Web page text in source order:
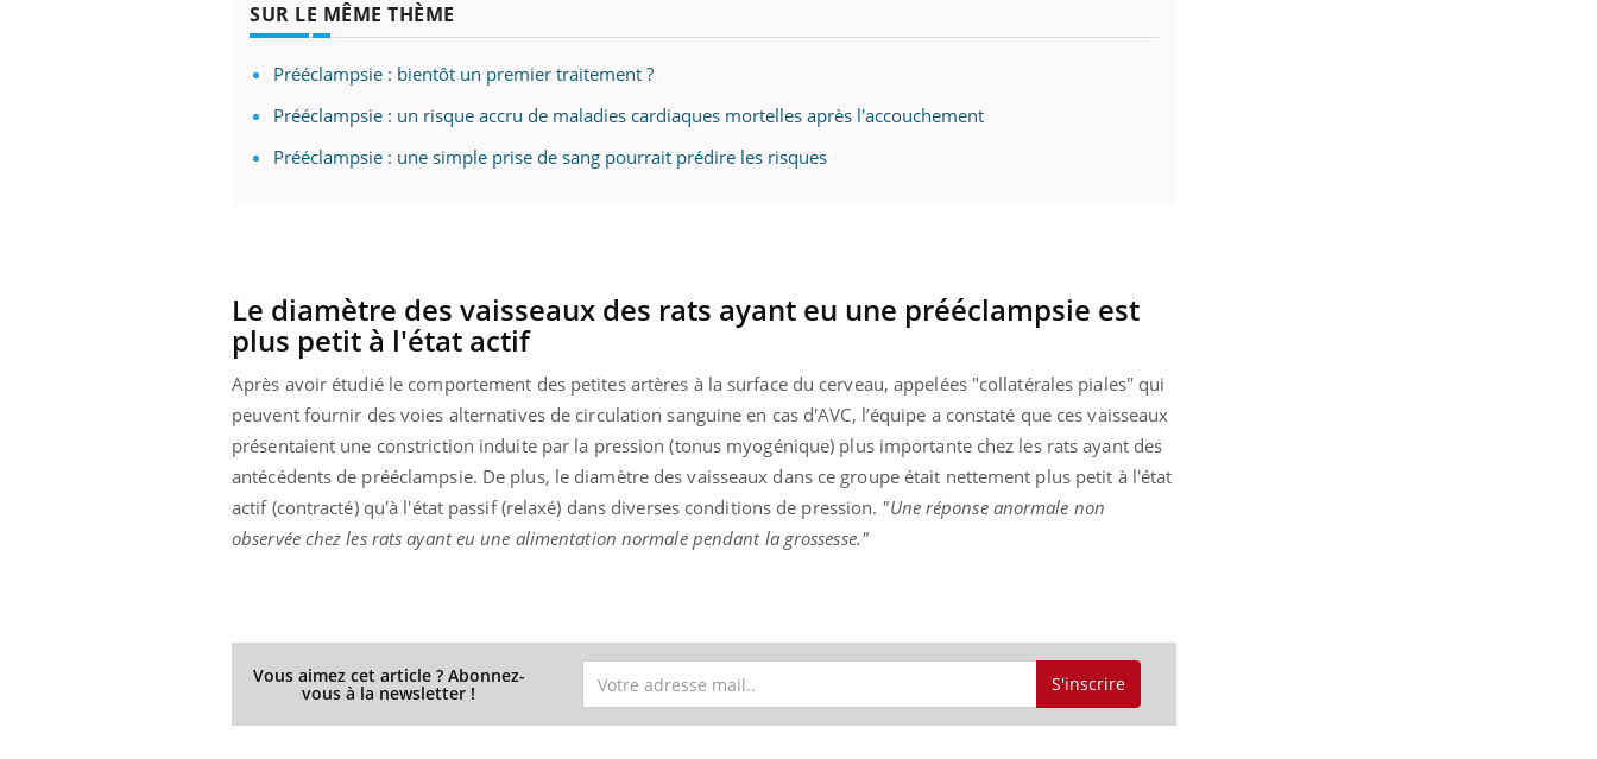
SUR LE MÊME THÈME
Prééclampsie : bientôt un premier traitement ?
Prééclampsie : un risque accru de maladies cardiaques mortelles après l'accouchement
Prééclampsie : une simple prise de sang pourrait prédire les risques
Le diamètre des vaisseaux des rats ayant eu une prééclampsie est
plus petit à l'état actif
Après avoir étudié le comportement des petites artères à la surface du cerveau, appelées "collatérales piales" qui
peuvent fournir des voies alternatives de circulation sanguine en cas d'AVC, l’équipe a constaté que ces vaisseaux
présentaient une constriction induite par la pression (tonus myogénique) plus importante chez les rats ayant des
antécédents de prééclampsie. De plus, le diamètre des vaisseaux dans ce groupe était nettement plus petit à l'état
actif (contracté) qu'à l'état passif (relaxé) dans diverses conditions de pression. "Une réponse anormale non
observée chez les rats ayant eu une alimentation normale pendant la grossesse."
Vous aimez cet article ? Abonnez-
vous à la newsletter ! S'inscrire